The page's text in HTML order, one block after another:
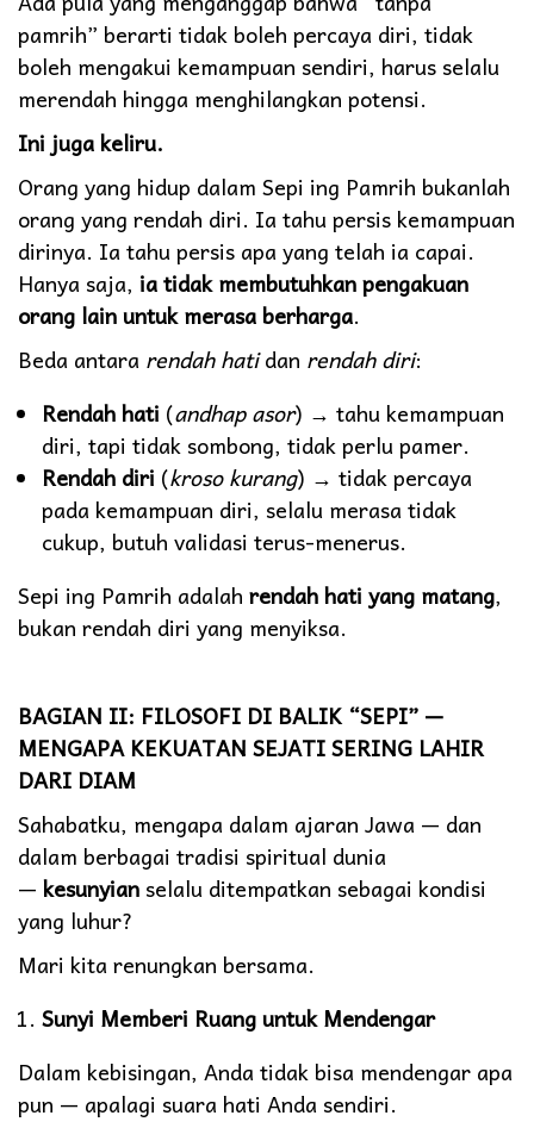
pamrih” berarti tidak boleh percaya diri, tidak
boleh mengakui kemampuan sendiri, harus selalu
merendah hingga menghilangkan potensi.
Ini juga keliru.
Orang yang hidup dalam Sepi ing Pamrih bukanlah
orang yang rendah diri. Ia tahu persis kemampuan
dirinya. Ia tahu persis apa yang telah ia capai.
Hanya saja, ia tidak membutuhkan pengakuan
orang lain untuk merasa berharga.
Beda antara rendah hatidan rendah diri:
Rendah hati (andhap asor) → tahu kemampuan
diri, tapi tidak sombong, tidak perlu pamer.
Rendah diri (kroso kurang) → tidak percaya
pada kemampuan diri, selalu merasa tidak
cukup, butuh validasi terus-menerus.
Sepi ing Pamrih adalah rendah hati yang matang,
bukan rendah diri yang menyiksa.
BAGIAN II: FILOSOFI DI BALIK “SEPI” —
MENGAPA KEKUATAN SEJATI SERING LAHIR
DARI DIAM
Sahabatku, mengapa dalam ajaran Jawa — dan
dalam berbagai tradisi spiritual dunia
— kesunyian selalu ditempatkan sebagai kondisi
yang luhur?
Mari kita renungkan bersama.
Sunyi Memberi Ruang untuk Mendengar
Dalam kebisingan, Anda tidak bisa mendengar apa
pun — apalagi suara hati Anda sendiri.